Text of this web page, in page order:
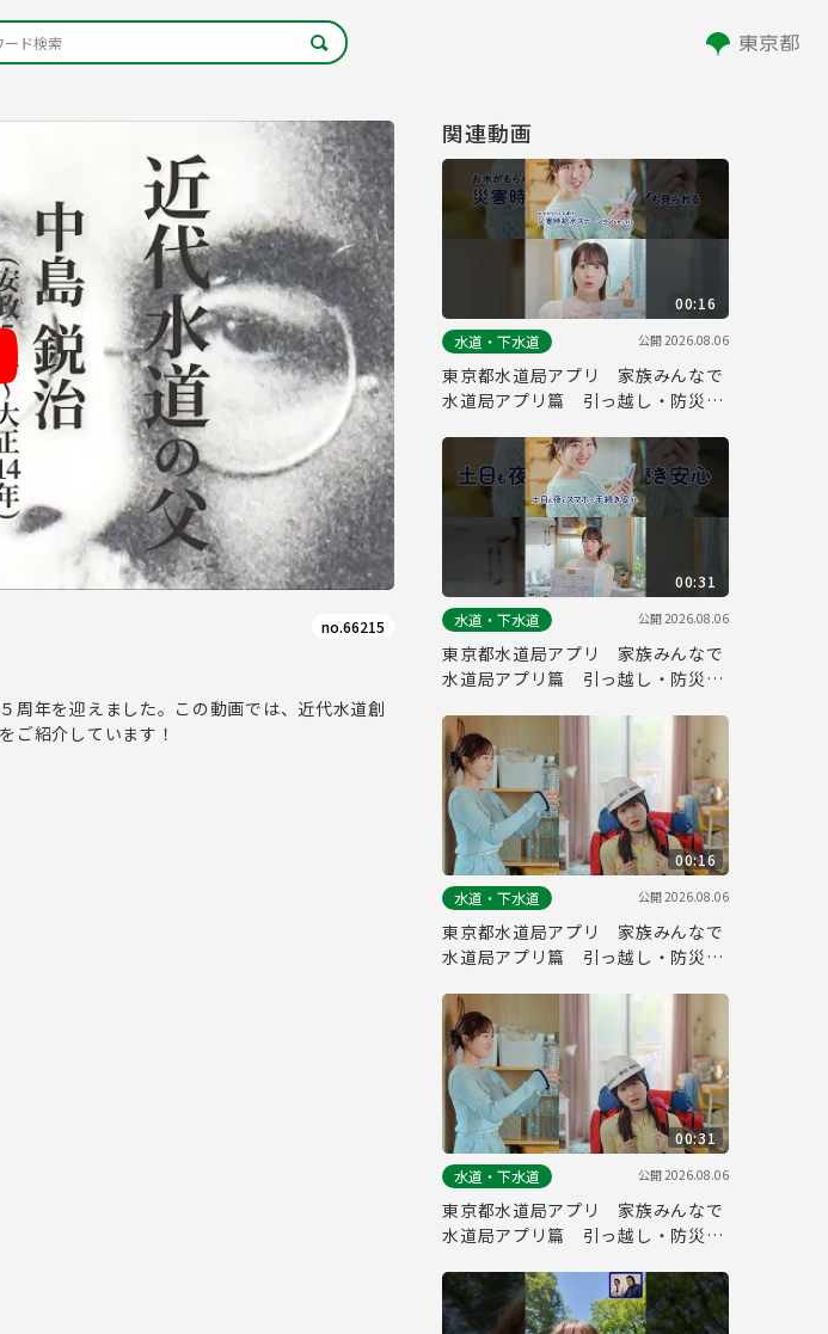
no.66215
周年を迎えました。この動画では、近代水道創
ご紹介しています！
関連動画
00:16
水道・下水道
公開2026.08.06
東京都水道局アプリ 家族みんなで
水道局アプリ篇 引っ越し・防災
00:31
水道・下水道
公開2026.08.06
東京都水道局アプリ 家族みんなで
水道局アプリ篇 引っ越し・防災
00:16
水道・下水道
公開2026.08.06
東京都水道局アプリ 家族みんなで
水道局アプリ篇 引っ越し・防災
00:31
水道・下水道
公開2026.08.06
東京都水道局アプリ 家族みんなで
水道局アプリ篇 引っ越し・防災